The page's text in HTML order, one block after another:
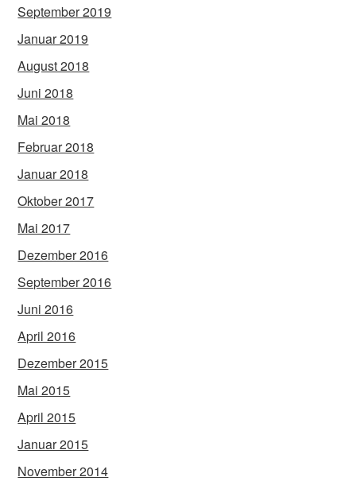
September 2019
Januar 2019
August 2018
Juni 2018
Mai 2018
Februar 2018
Januar 2018
Oktober 2017
Mai 2017
Dezember 2016
September 2016
Juni 2016
April 2016
Dezember 2015
Mai 2015
April 2015
Januar 2015
November 2014